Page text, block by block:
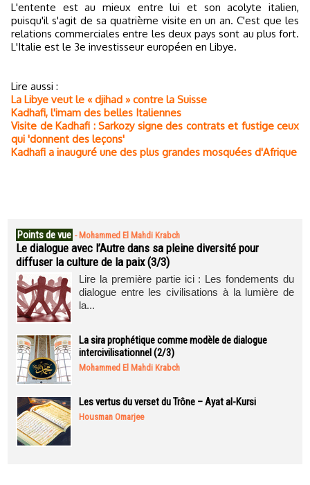
L'entente est au mieux entre lui et son acolyte italien,
puisqu'il s'agit de sa quatrième visite en un an. C'est que les
relations commerciales entre les deux pays sont au plus fort.
L'Italie est le 3e investisseur européen en Libye.
Lire aussi :
La Libye veut le « djihad » contre la Suisse
Kadhafi, l'imam des belles Italiennes
Visite de Kadhafi : Sarkozy signe des contrats et fustige ceux
qui 'donnent des leçons'
Kadhafi a inauguré une des plus grandes mosquées d'Afrique
Points de vue - Mohammed El Mahdi Krabch
Le dialogue avec l’Autre dans sa pleine diversité pour
diffuser la culture de la paix (3/3)
Lire la première partie ici : Les fondements du
dialogue entre les civilisations à la lumière de
la...
La sira prophétique comme modèle de dialogue
intercivilisationnel (2/3)
Mohammed El Mahdi Krabch
Les vertus du verset du Trône – Ayat al-Kursi
Housman Omarjee